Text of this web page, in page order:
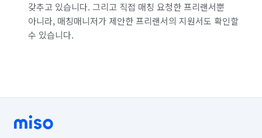
갖추고 있습니다. 그리고 직접 매칭 요청한 프리랜서뿐
아니라, 매칭매니저가 제안한 프리랜서의 지원서도 확인할
수 있습니다.